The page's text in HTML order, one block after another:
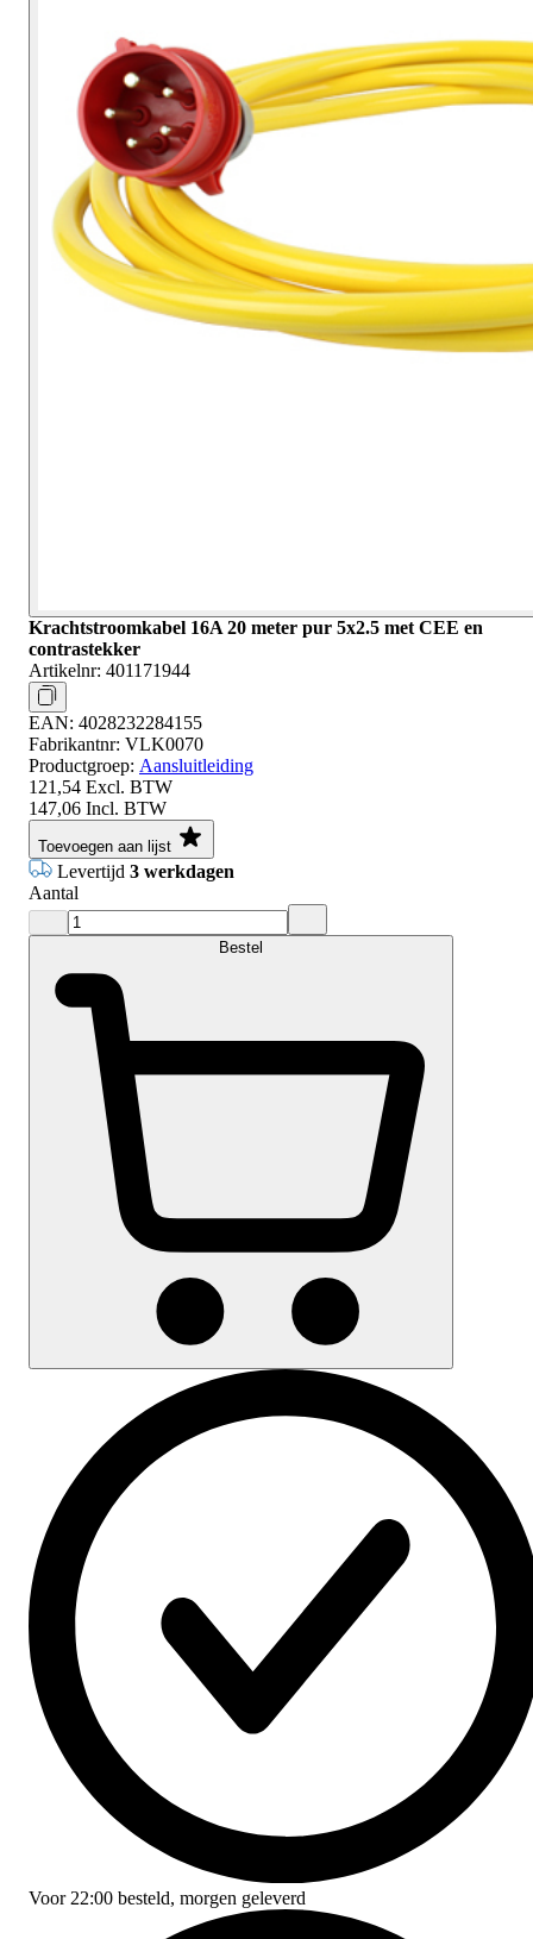
Krachtstroomkabel 16A 20 meter pur 5x2.5 met CEE en
contrastekker
Artikelnr: 401171944
EAN: 4028232284155
Fabrikantnr: VLK0070
Productgroep: Aansluitleiding
121,54 Excl. BTW
147,06 Incl. BTW
Toevoegen aan lijst
Levertijd 3 werkdagen
Aantal
Bestel
Voor 22:00 besteld, morgen geleverd